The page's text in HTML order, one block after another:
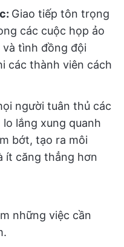
Giao tiếp tôn trọng
các cuộc họp ảo
tình đồng đội
các thành viên cách
người tuân thủ các
lắng xung quanh
bớt, tạo ra môi
ít căng thẳng hơn
những việc cần